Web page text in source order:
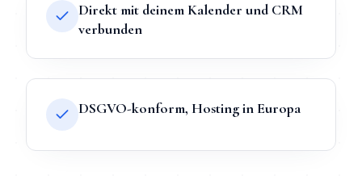
Direkt mit deinem Kalender und CRM
verbunden
DSGVO-konform, Hosting in Europa